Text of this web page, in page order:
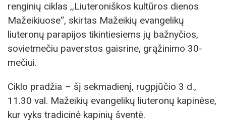
renginių ciklas ,,Liuteroniškos kultūros dienos
Mažeikiuose“, skirtas Mažeikių evangelikų
liuteronų parapijos tikintiesiems jų bažnyčios,
sovietmečiu paverstos gaisrine, grąžinimo 30-
mečiui.
Ciklo pradžia – šį sekmadienį, rugpjūčio 3 d.,
11.30 val. Mažeikių evangelikų liuteronų kapinėse,
kur vyks tradicinė kapinių šventė.